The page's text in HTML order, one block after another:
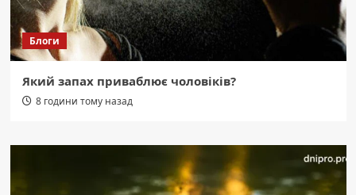
Блоги
Який запах приваблює чоловіків?
8 години тому назад